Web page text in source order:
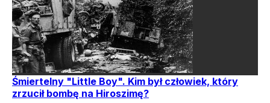
Śmiertelny "Little Boy". Kim był człowiek, który
zrzucił bombę na Hiroszimę?